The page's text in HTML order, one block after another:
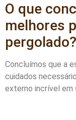
O que
melhores
pergolado?
Concluímos que a
cuidados
externo incrível em